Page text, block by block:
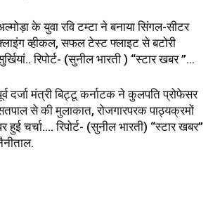
के युवा रवि टम्टा ने बनाया सिंगल-सीटर
व्हीकल, सफल टेस्ट फ्लाइट से बटोरी
रिपोर्ट- (सुनील भारती ) “स्टार खबर ”...
दर्जा मंत्री बिट्टू कर्नाटक ने कुलपति प्रोफेसर
से की मुलाकात, रोजगारपरक पाठ्यक्रमों
हुई चर्चा…. रिपोर्ट- (सुनील भारती) “स्टार खबर”